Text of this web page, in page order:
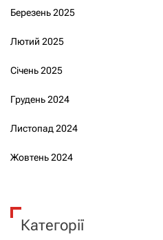
Березень 2025
Лютий 2025
Січень 2025
Грудень 2024
Листопад 2024
Жовтень 2024
Категорії